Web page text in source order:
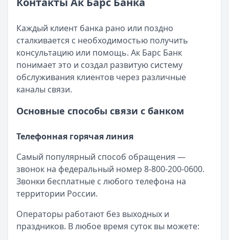
Рейтинг:4.5 (13 отзывов)
Газпромбанк— Рефинансирование
Сумма:300 000–7 000 000₽
Срок: до60мес.
ПСК:33.8%
Рейтинг:4.7 (12 отзывов)
Сумма:300 000– 5 000 000₽
ПСК:14.9%
Совкомбанк— Прайм Специальный
Сумма:30 000–3 000 000₽
Срок: до60мес.
ПСК:15.9%
Рейтинг:
(16 отзывов)
Все кредиты
Кредитные карты — лучшие предложения
Сумма:300 000 ₽ – 7 000 000 ₽
Срок:до 5 лет
ПСК:32,5 – 33,8 %
Рейтинг:4.7(12 отзывов)
Совкомбанк— Прайм Выгодный
Сумма:300 000 ₽ – 5 000 000 ₽
ПСК:14,9 – 14,9 %
Совкомбанк— Прайм Специальный
Срок:до 5 лет
ПСК:13,9 – 15,9 %
Рейтинг:4.7 (16 отзывов)
Каждый клиент банка рано или поздно
сталкивается с необходимостью получить
консультацию или помощь. Ак Барс Банк
понимает это и создал развитую систему
обслуживания клиентов через различные
каналы связи.
Основные способы связи с банком
Телефонная горячая линия
Самый популярный способ обращения —
звонок на федеральный номер 8-800-200-0600.
Звонки бесплатные с любого телефона на
территории России.
Операторы работают без выходных и
праздников. В любое время суток вы можете: